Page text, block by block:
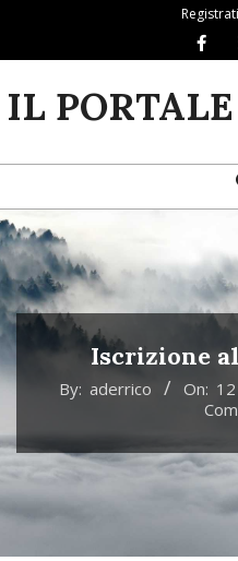
Registrati
IL
Navigation
Menu
Iscrizione
By: aderrico On: